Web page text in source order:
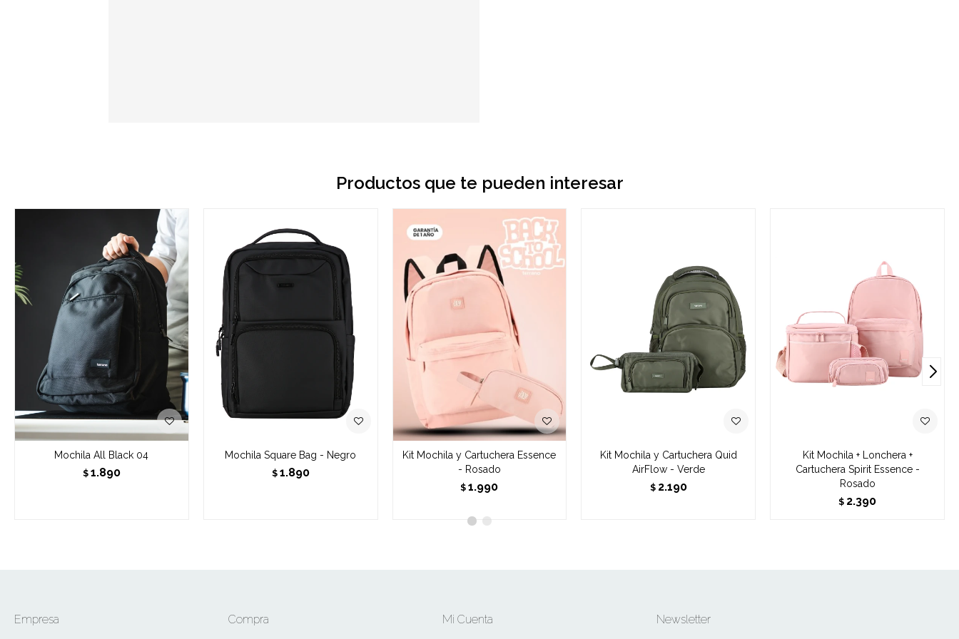
Productos que te pueden interesar
Mochila All Black 04
$ 1.890
Mochila Square Bag - Negro
$ 1.890
Kit Mochila y Cartuchera Essence
- Rosado
$ 1.990
Kit Mochila y Cartuchera Quid
AirFlow - Verde
$ 2.190
Kit Mochila + Lonchera +
Cartuchera Spirit Essence -
Rosado
$ 2.390
Empresa Compra Mi Cuenta Newsletter